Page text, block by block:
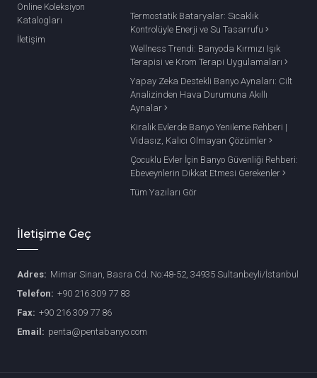
Online Koleksiyon
Katalogları
İletişim
Termostatik Bataryalar: Sıcaklık
Kontrolüyle Enerji ve Su Tasarrufu
Wellness Trendi: Banyoda Kırmızı Işık
Terapisi ve Krom Terapi Uygulamaları
Yapay Zeka Destekli Banyo Aynaları: Cilt
Analizinden Hava Durumuna Akıllı
Aynalar
Kiralık Evlerde Banyo Yenileme Rehberi |
Vidasız, Kalıcı Olmayan Çözümler
Çocuklu Evler İçin Banyo Güvenliği Rehberi:
Ebeveynlerin Dikkat Etmesi Gerekenler
Tüm Yazıları Gör
İletişime Geç
Adres: Mimar Sinan, Basra Cd. No:48-52, 34935 Sultanbeyli/İstanbul
Telefon: +90 216 309 77 83
Fax: +90 216 309 77 86
Email: penta@pentabanyo.com